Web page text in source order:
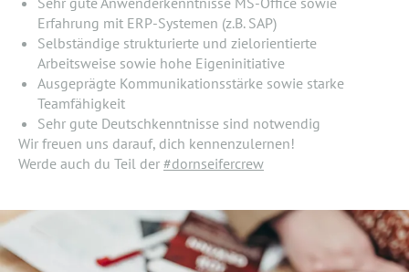
Erfahrung mit ERP-Systemen (z.B. SAP)
Selbständige strukturierte und zielorientierte
Arbeitsweise sowie hohe Eigeninitiative
Ausgeprägte Kommunikationsstärke sowie starke
Teamfähigkeit
Sehr gute Deutschkenntnisse sind notwendig
Wir freuen uns darauf, dich kennenzulernen!
Werde auch du Teil der #dornseifercrew